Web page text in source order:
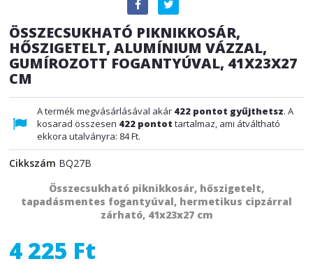
ÖSSZECSUKHATÓ PIKNIKKOSÁR,
HŐSZIGETELT, ALUMÍNIUM VÁZZAL,
GUMÍROZOTT FOGANTYÚVAL, 41X23X27
CM
A termék megvásárlásával akár 422 pontot gyűjthetsz. A
kosarad összesen 422 pontot tartalmaz, ami átváltható
ekkora utalványra: 84 Ft.
Cikkszám BQ27B
Összecsukható piknikkosár, hőszigetelt,
tapadásmentes fogantyúval, hermetikus cipzárral
zárható, 41x23x27 cm
4 225 Ft